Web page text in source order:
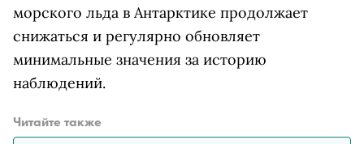
морского льда в Антарктике продолжает
снижаться и регулярно обновляет
минимальные значения за историю
наблюдений.
Читайте также